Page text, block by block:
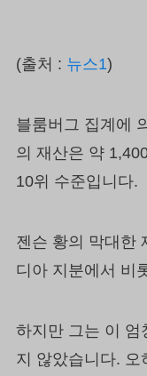
(출처 : 뉴스1)
블룸버그 집계에
의 재산은 약
10위 수준입니다.
젠슨 황의 막대한
디아 지분에서 비
하지만 그는 이 엄
지 않았습니다. 오